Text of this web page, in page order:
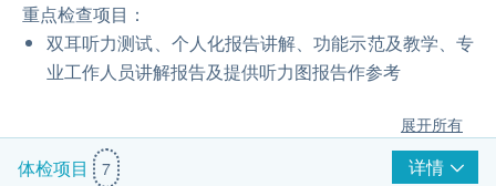
重点检查项目：
双耳听力测试、个人化报告讲解、功能示范及教学、专
业工作人员讲解报告及提供听力图报告作参考
展开所有
体检项目 7 详情